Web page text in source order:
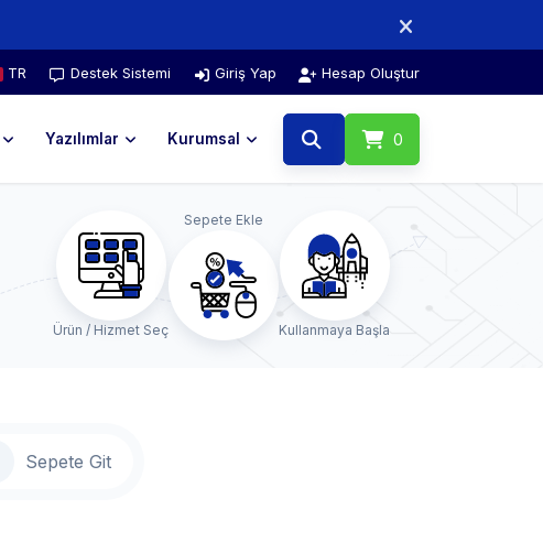
TR Destek Sistemi Giriş Yap Hesap Oluştur
Yazılımlar Kurumsal 0
Ürün / Hizmet Seç
Sepete Ekle
Kullanmaya Başla
Sepete Git